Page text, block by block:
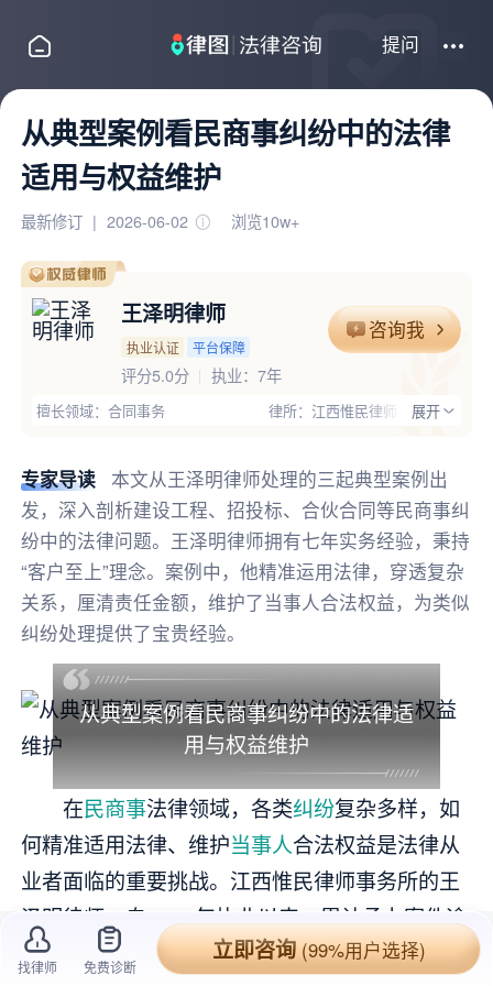
提问
从典型案例看民商事纠纷中的法律
适用与权益维护
最新修订 | 2026-06-02 浏览10w+
王泽明律师
执业认证 平台保障
咨询我
评分5.0分 执业： 7年
擅长领域：合同事务
律所：江西惟民律师事务所
展开
专家导读
本文从王泽明律师处理的三起典型案例出
发，深入剖析建设工程、招投标、合伙合同等民商事纠
纷中的法律问题。王泽明律师拥有七年实务经验，秉持
“客户至上”理念。案例中，他精准运用法律，穿透复杂
关系，厘清责任金额，维护了当事人合法权益，为类似
纠纷处理提供了宝贵经验。
从典型案例看民商事纠纷中的法律适
用与权益维护
在民商事法律领域，各类纠纷复杂多样，如
何精准适用法律、维护当事人合法权益是法律从
业者面临的重要挑战。江西惟民律师事务所的王
泽明律师，自2019年执业以来，累计承办案件逾
200件，在合同纠纷、公司经营纠纷等领域有着
找律师 免费诊断
立即咨询(99%用户选择)